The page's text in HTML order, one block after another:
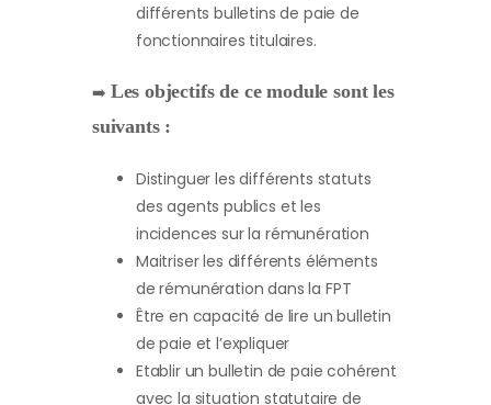
différents bulletins de paie de
fonctionnaires titulaires.
➡️ Les objectifs de ce module sont les
suivants :
Distinguer les différents statuts
des agents publics et les
incidences sur la rémunération
Maitriser les différents éléments
de rémunération dans la FPT
Être en capacité de lire un bulletin
de paie et l’expliquer
Etablir un bulletin de paie cohérent
avec la situation statutaire de